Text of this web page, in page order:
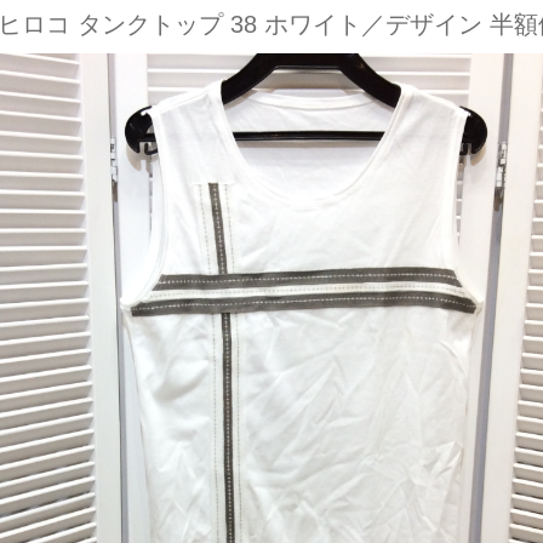
ロコ タンクトップ 38 ホワイト／デザイン 半額